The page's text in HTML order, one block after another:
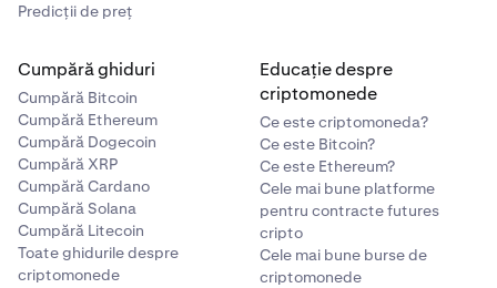
Predicții de preț
Cumpără ghiduri
Cumpără Bitcoin
Cumpără Ethereum
Cumpără Dogecoin
Cumpără XRP
Cumpără Cardano
Cumpără Solana
Cumpără Litecoin
Toate ghidurile despre
criptomonede
Educație despre
criptomonede
Ce este criptomoneda?
Ce este Bitcoin?
Ce este Ethereum?
Cele mai bune platforme
pentru contracte futures
cripto
Cele mai bune burse de
criptomonede